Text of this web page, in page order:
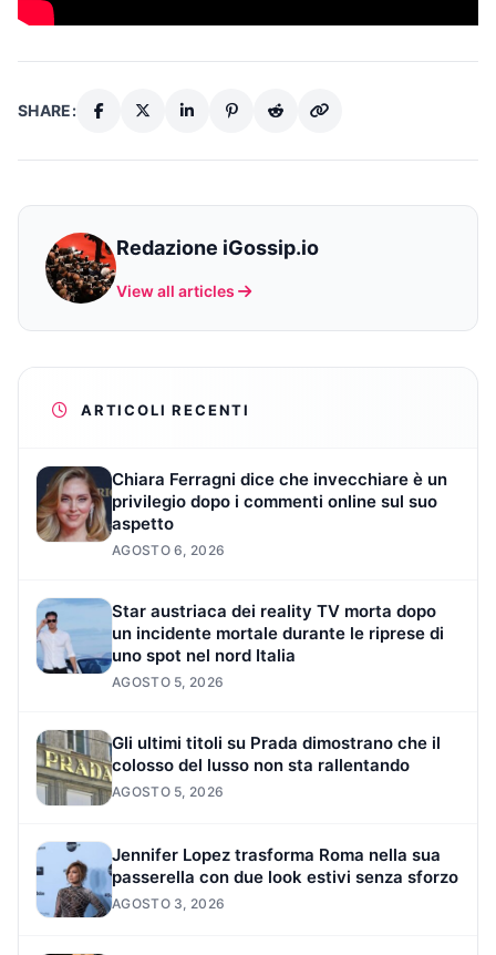
SHARE:
Redazione iGossip.io
View all articles
ARTICOLI RECENTI
Chiara Ferragni dice che invecchiare è un
privilegio dopo i commenti online sul suo
aspetto
AGOSTO 6, 2026
Star austriaca dei reality TV morta dopo
un incidente mortale durante le riprese di
uno spot nel nord Italia
AGOSTO 5, 2026
Gli ultimi titoli su Prada dimostrano che il
colosso del lusso non sta rallentando
AGOSTO 5, 2026
Jennifer Lopez trasforma Roma nella sua
passerella con due look estivi senza sforzo
AGOSTO 3, 2026